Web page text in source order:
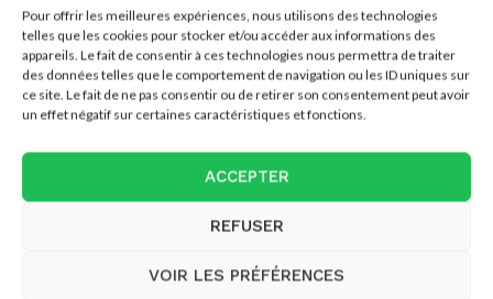
Pour offrir les meilleures expériences, nous utilisons des technologies
telles que les cookies pour stocker et/ou accéder aux informations des
appareils. Le fait de consentir à ces technologies nous permettra de traiter
des données telles que le comportement de navigation ou les ID uniques sur
ce site. Le fait de ne pas consentir ou de retirer son consentement peut avoir
un effet négatif sur certaines caractéristiques et fonctions.
ACCEPTER
REFUSER
VOIR LES PRÉFÉRENCES
Formation continue de drainage lymphatique